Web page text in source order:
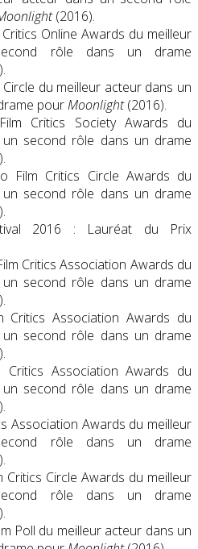
(2016).
Online Awards du meilleur
rôle dans un drame
du meilleur acteur dans un
pourMoonlight(2016).
Critics Society Awards du
second rôle dans un drame
Film Critics Circle Awards du
second rôle dans un drame
2016 : Lauréat du Prix
Critics Association Awards du
second rôle dans un drame
Critics Association Awards du
second rôle dans un drame
Association Awards du
second rôle dans un drame
Association Awards du meilleur
rôle dans un drame
Critics Circle Awards du meilleur
rôle dans un drame
Poll du meilleur acteur dans un